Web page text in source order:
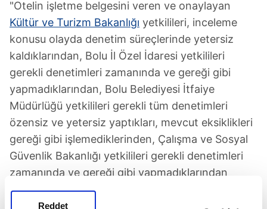
Reddet
"Otelin işletme belgesini veren ve onaylayan
Kültür ve Turizm Bakanlığı yetkilileri, inceleme
konusu olayda denetim süreçlerinde yetersiz
kaldıklarından, Bolu İl Özel İdaresi yetkilileri
gerekli denetimleri zamanında ve gereği gibi
yapmadıklarından, Bolu Belediyesi İtfaiye
Müdürlüğü yetkilileri gerekli tüm denetimleri
özensiz ve yetersiz yaptıkları, mevcut eksiklikleri
gereği gibi işlemediklerinden, Çalışma ve Sosyal
Güvenlik Bakanlığı yetkilileri gerekli denetimleri
zamanında ve gereği gibi yapmadıklarından
birinci derecede etkili olmuşlardır."